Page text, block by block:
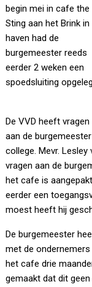
begin mei in cafe the
Sting aan het Brink in
haven had de
burgemeester reeds
eerder 2 weken een
spoedsluiting
De VVD heeft vragen
aan de
college. Mevr.
vragen aan de
het cafe is
eerder een
moest heeft hij
De burgemeester
met de
het cafe drie
gemaakt dat dit